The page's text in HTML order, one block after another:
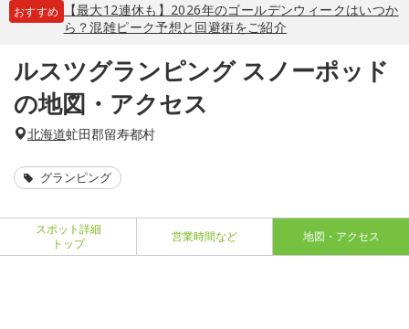
おすすめ
【最大12連休も】2026年のゴールデンウィークはいつか
ら？混雑ピーク予想と回避術をご紹介
ルスツグランピング スノーポッド
の地図・アクセス
北海道虻田郡留寿都村
グランピング
スポット詳細
トップ
営業時間など 地図・アクセス